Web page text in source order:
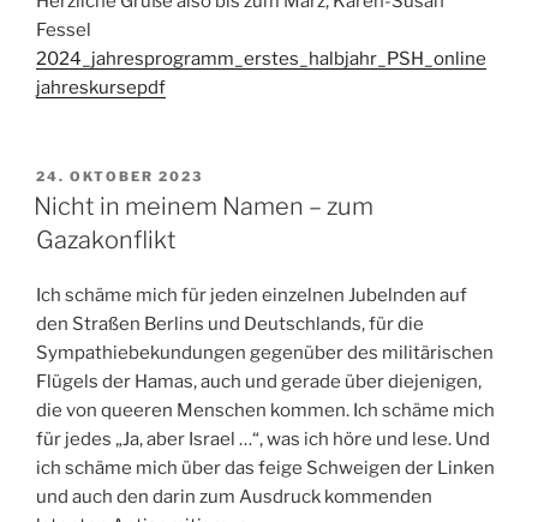
Fessel
2024_jahresprogramm_erstes_halbjahr_PSH_online
jahreskursepdf
VERÖFFENTLICHT
AM
24. OKTOBER 2023
Nicht in meinem Namen – zum
Gazakonflikt
Ich schäme mich für jeden einzelnen Jubelnden auf
den Straßen Berlins und Deutschlands, für die
Sympathiebekundungen gegenüber des militärischen
Flügels der Hamas, auch und gerade über diejenigen,
die von queeren Menschen kommen. Ich schäme mich
für jedes „Ja, aber Israel …“, was ich höre und lese. Und
ich schäme mich über das feige Schweigen der Linken
und auch den darin zum Ausdruck kommenden